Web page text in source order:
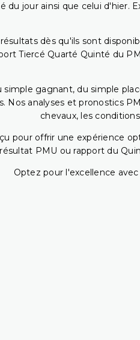
du jour ainsi que celui d'hier.
dès qu'ils sont
Tiercé Quarté Quinté du
simple gagnant, du simple
Nos analyses et pronostics
chevaux, les
pour offrir une expérience
résultat PMU ou rapport du
Optez pour l'excellence